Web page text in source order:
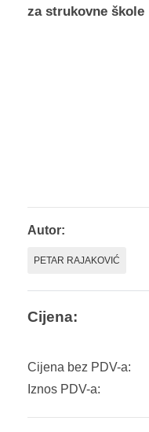
za strukovne škole
Autor:
PETAR RAJAKOVIĆ
Cijena:
Cijena bez PDV-a:
Iznos PDV-a: